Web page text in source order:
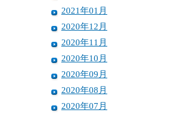
2021年01月
2020年12月
2020年11月
2020年10月
2020年09月
2020年08月
2020年07月